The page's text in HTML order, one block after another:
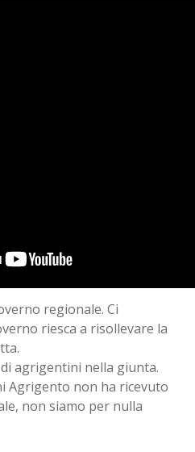
regionale. Ci
riesca a risollevare la
agrigentini nella giunta.
Agrigento non ha ricevuto
non siamo per nulla